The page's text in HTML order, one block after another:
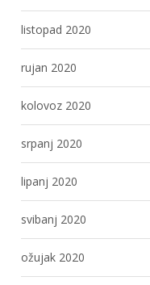
listopad 2020
rujan 2020
kolovoz 2020
srpanj 2020
lipanj 2020
svibanj 2020
ožujak 2020